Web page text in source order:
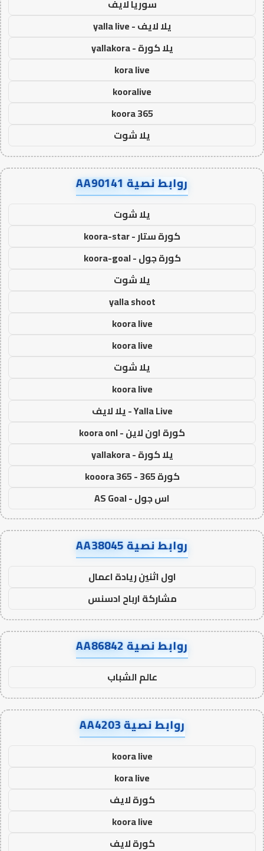
سوريا لايف
يلا لايف - yalla live
يلا كورة - yallakora
kora live
kooralive
koora 365
يلا شوت
روابط نصية AA90141
يلا شوت
كورة ستار - koora-star
كورة جول - koora-goal
يلا شوت
yalla shoot
koora live
koora live
يلا شوت
koora live
Yalla Live - يلا لايف
كورة اون لاين - koora onl
يلا كورة - yallakora
كورة 365 - kooora 365
اس جول - AS Goal
روابط نصية AA38045
اول اثنين ريادة اعمال
مشاركة ارباح ادسنس
روابط نصية AA86842
عالم الشباب
روابط نصية AA4203
koora live
kora live
كورة لايف
koora live
كورة لايف